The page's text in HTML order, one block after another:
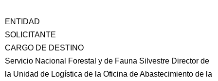
ENTIDAD
SOLICITANTE
CARGO DE DESTINO
Servicio Nacional Forestal y de Fauna Silvestre Director de
la Unidad de Logística de la Oficina de Abastecimiento de la